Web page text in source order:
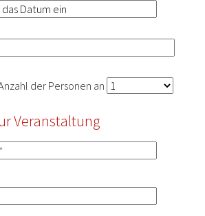
der Personen an
Veranstaltung
Feld leer.